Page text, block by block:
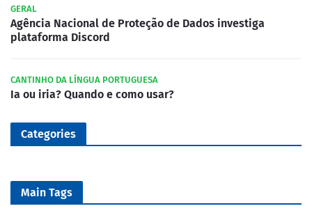
GERAL
Agência Nacional de Proteção de Dados investiga
plataforma Discord
CANTINHO DA LÍNGUA PORTUGUESA
Ia ou iria? Quando e como usar?
Categories
Main Tags